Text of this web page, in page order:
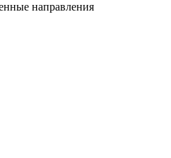
направления